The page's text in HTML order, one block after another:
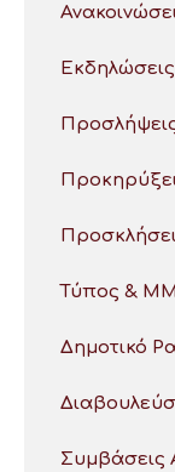
Εκδηλώσεις
Τύπος &
Δημοτικό
Συμβάσεις